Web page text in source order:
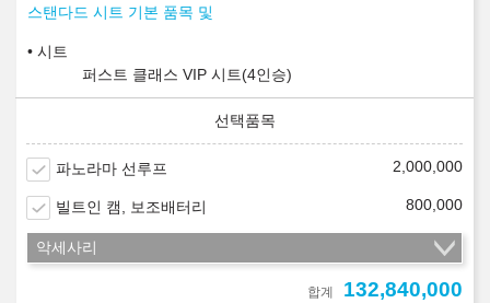
스탠다드 시트 기본 품목 및
시트
퍼스트 클래스 VIP 시트(4인승)
파노라마 선루프 2,000,000
빌트인 캠, 보조배터리 800,000
악세사리
합계 132,840,000